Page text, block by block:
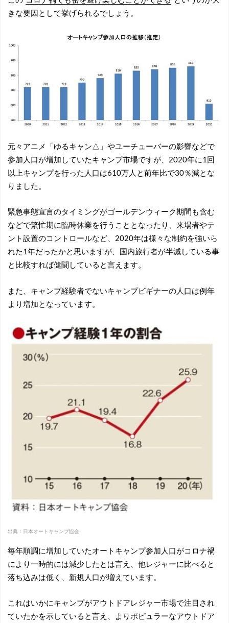
きな要因として挙げられるでしょう。
元々アニメ「ゆるキャン△」やユーチューバーの影響などで
参加人口が増加していたキャンプ市場ですが、2020年に1回
以上キャンプを行った人口は610万人と前年比で30％減とな
りました。
緊急事態宣言のタイミングがゴールデンウィーク期間も含む
などで繁忙期に臨時休業を行うこととなったり、来場者やテ
ント設置のコントロールなど、2020年は様々な制約を強いら
れた1年だったかと思いますが、国内旅行者が半減している事
と比較すれば健闘していると言えます。
また、キャンプ経験者でないキャンプビギナーの人口は例年
より増加となっています。
出典：日本オートキャンプ協会
毎年順調に増加していたオートキャンプ参加人口がコロナ禍
により一時的には減少したとは言え、他レジャーに比べると
落ち込みは低く、新規人口が増えています。
これはいかにキャンプがアウトドアレジャー市場で注目され
ていたかを示していると言え、よりポピュラーなアウトドア